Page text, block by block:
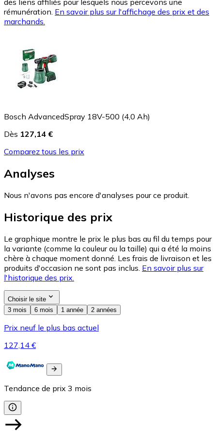
des liens affiliés pour lesquels nous percevons une
rémunération. En savoir plus sur l'affichage des prix et des
marchands.
Bosch AdvancedSpray 18V-500 (4,0 Ah)
Dès 127,14 €
Comparez tous les prix
Analyses
Nous n'avons pas encore d'analyses pour ce produit.
Historique des prix
Le graphique montre le prix le plus bas au fil du temps pour
la variante (comme la couleur ou la taille) qui a été la moins
chère à chaque moment donné. Les frais de livraison et les
produits d'occasion ne sont pas inclus. En savoir plus sur
l'historique des prix.
Choisir le site
3 mois
6 mois 1 année 2 années
Prix neuf le plus bas actuel
127,14 €
Tendance de prix 3 mois